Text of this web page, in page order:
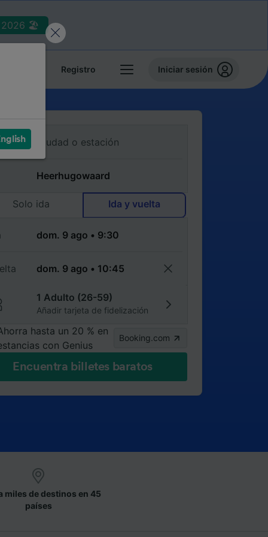
2026 🏖️
Registro Iniciar sesión
Solo ida Ida y vuelta
1 Adulto (26-59)
Añadir tarjeta de fidelización
hasta un 20 % en
con Genius
Booking.com
Encuentra billetes baratos
miles de destinos en 45
países